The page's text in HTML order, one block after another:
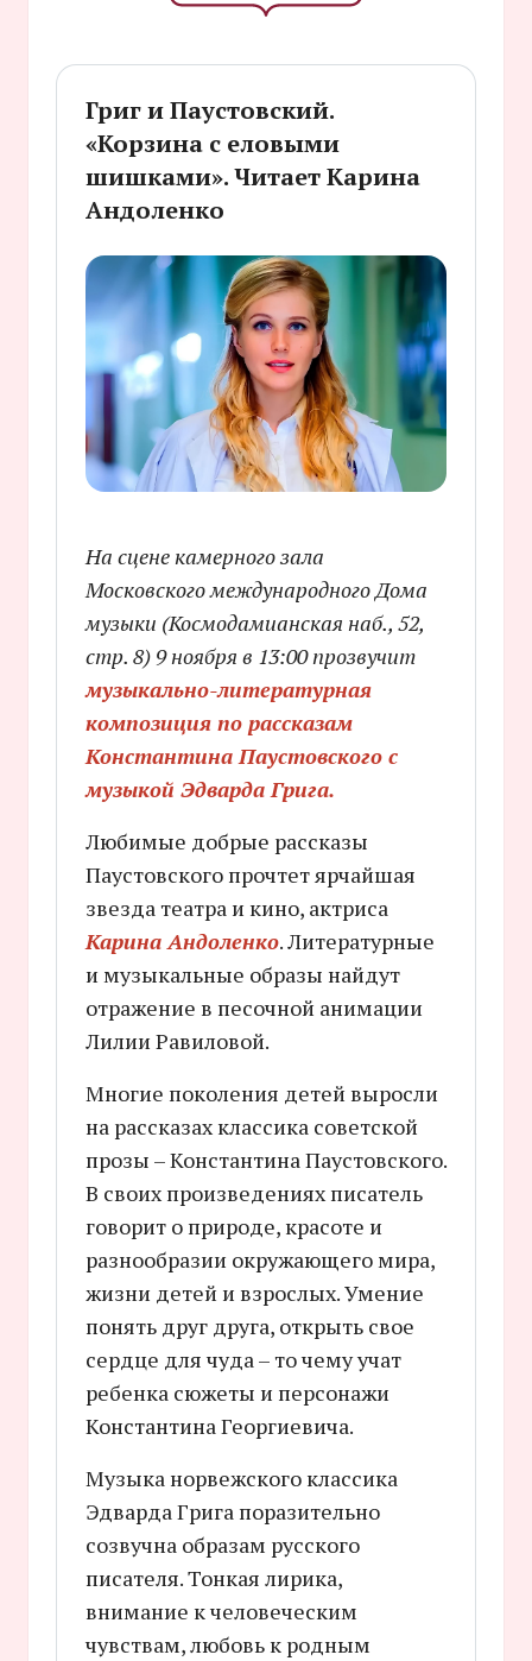
Григ и Паустовский.
«Корзина с еловыми
шишками». Читает Карина
Андоленко
На сцене камерного зала
Московского международного Дома
музыки (Космодамианская наб., 52,
стр. 8) 9 ноября в 13:00 прозвучит
музыкально-литературная
композиция по рассказам
Константина Паустовского с
музыкой Эдварда Грига.
Любимые добрые рассказы
Паустовского прочтет ярчайшая
звезда театра и кино, актриса
Карина Андоленко. Литературные
и музыкальные образы найдут
отражение в песочной анимации
Лилии Равиловой.
Многие поколения детей выросли
на рассказах классика советской
прозы – Константина Паустовского.
В своих произведениях писатель
говорит о природе, красоте и
разнообразии окружающего мира,
жизни детей и взрослых. Умение
понять друг друга, открыть свое
сердце для чуда – то чему учат
ребенка сюжеты и персонажи
Константина Георгиевича.
Музыка норвежского классика
Эдварда Грига поразительно
созвучна образам русского
писателя. Тонкая лирика,
внимание к человеческим
чувствам, любовь к родным